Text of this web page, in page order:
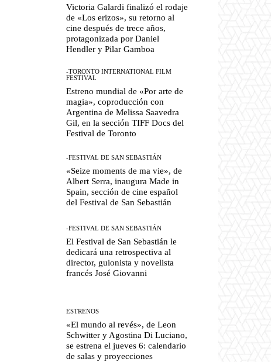
Victoria Galardi finalizó el rodaje
de «Los erizos», su retorno al
cine después de trece años,
protagonizada por Daniel
Hendler y Pilar Gamboa
-TORONTO INTERNATIONAL FILM
FESTIVAL
Estreno mundial de «Por arte de
magia», coproducción con
Argentina de Melissa Saavedra
Gil, en la sección TIFF Docs del
Festival de Toronto
-FESTIVAL DE SAN SEBASTIÁN
«Seize moments de ma vie», de
Albert Serra, inaugura Made in
Spain, sección de cine español
del Festival de San Sebastián
-FESTIVAL DE SAN SEBASTIÁN
El Festival de San Sebastián le
dedicará una retrospectiva al
director, guionista y novelista
francés José Giovanni
ESTRENOS
«El mundo al revés», de Leon
Schwitter y Agostina Di Luciano,
se estrena el jueves 6: calendario
de salas y proyecciones